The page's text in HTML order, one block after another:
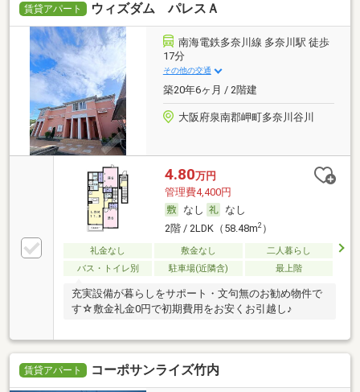
賃貸アパート ウィズダム パレスＡ
南海電鉄多奈川線 多奈川駅 徒歩
17分
その他の交通
築20年6ヶ月 / 2階建
大阪府泉南郡岬町多奈川谷川
4.80万円
管理費4,400円
なし
なし
2階 / 2LDK（58.48m2）
礼金なし 敷金なし
二人暮らし
バス・トイレ別
駐車場(近隣含) 最上階
充実設備が暮らしをサポート・文句無のお勧め物件で
す☆敷金礼金0円で初期費用をお安くお引越し♪
賃貸アパート コーポサンライズ竹内